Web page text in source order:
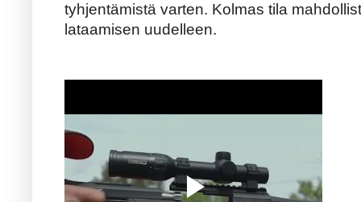
tyhjentämistä varten. Kolmas tila
lataamisen uudelleen.